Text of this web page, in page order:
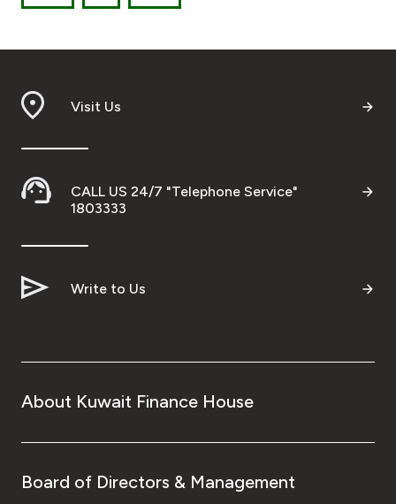
Visit Us
CALL US 24/7 "Telephone Service"
1803333
Write to Us
About Kuwait Finance House
Board of Directors & Management